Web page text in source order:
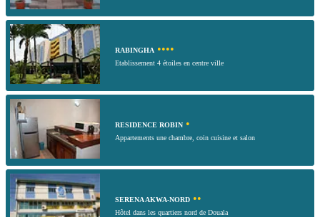
RABINGHA ••••
Etablissement 4 étoiles en centre ville
RESIDENCE ROBIN •
Appartements une chambre, coin cuisine et salon
SERENA AKWA-NORD ••
Hôtel dans les quartiers nord de Douala